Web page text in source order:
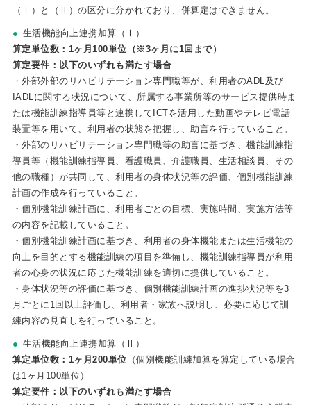
（Ⅰ）と（Ⅱ）の区分に分かれており、併算定はできません。
生活機能向上連携加算（Ⅰ）
算定単位数：1ヶ月100単位（※3ヶ月に1回まで）
算定要件：以下のいずれも満たす場合
・外部外部のリハビリテーション専門職等が、利用者のADL及び
IADLに関する状況について、所属する事業所等のサービス提供時ま
たは機能訓練指導員等と連携してICTを活用した動画やテレビ電話
装置等を用いて、利用者の状態を把握し、助言を行っていること。
・外部のリハビリテーション専門職等の助言に基づき、機能訓練指
導員等（機能訓練指導員、看護職員、介護職員、生活相談員、その
他の職種）が共同して、利用者の身体状況等の評価、個別機能訓練
計画の作成を行っていること。
・個別機能訓練計画に、利用者ごとの目標、実施時間、実施方法等
の内容を記載していること。
・個別機能訓練計画に基づき、利用者の身体機能または生活機能の
向上を目的とする機能訓練の項目を準備し、機能訓練指導員が利用
者の心身の状況に応じた機能訓練を適切に提供していること。
・身体状況等の評価に基づき、個別機能訓練計画の進捗状況等を3
月ごとに1回以上評価し、利用者・家族へ説明し、必要に応じて訓
練内容の見直しを行っていること。
生活機能向上連携加算（Ⅱ）
算定単位数：1ヶ月200単位 （個別機能訓練加算を算定している場合
は1ヶ月100単位）
算定要件：以下のいずれも満たす場合